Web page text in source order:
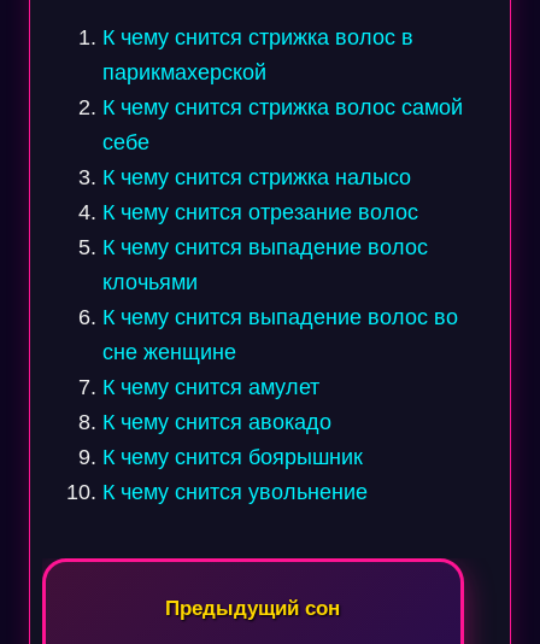
К чему снится стрижка волос в
парикмахерской
К чему снится стрижка волос самой
себе
К чему снится стрижка налысо
К чему снится отрезание волос
К чему снится выпадение волос
клочьями
К чему снится выпадение волос во
сне женщине
К чему снится амулет
К чему снится авокадо
К чему снится боярышник
К чему снится увольнение
Навигация
Предыдущий сон